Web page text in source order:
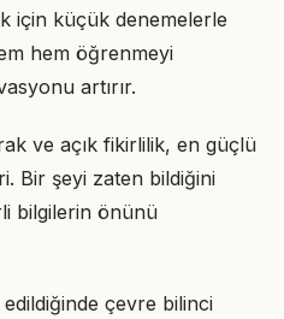
için küçük denemelerle
hem öğrenmeyi
artırır.
ve açık fikirlilik, en güçlü
Bir şeyi zaten bildiğini
bilgilerin önünü
çevre bilinci